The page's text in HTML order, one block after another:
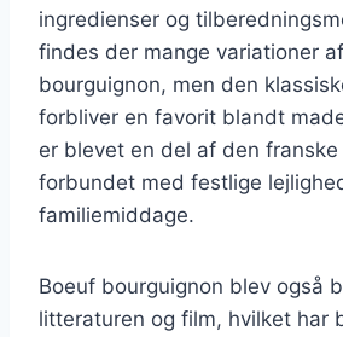
ingredienser og
findes der mange variationer
bourguignon, men den
forbliver en favorit blandt
er blevet en del af den
forbundet med festlige
familiemiddage.
Boeuf bourguignon blev også
litteraturen og film, hvilket har